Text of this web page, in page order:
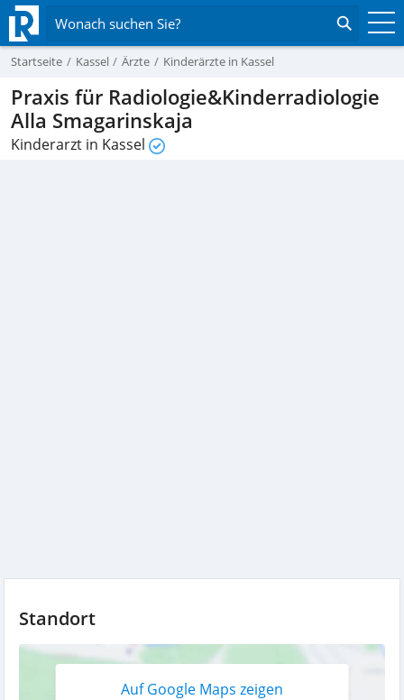
Wonach suchen Sie?
Startseite Kassel Ärzte Kinderärzte in Kassel
Praxis für Radiologie&Kinderradiologie
Alla Smagarinskaja
Kinderarzt in Kassel
Standort
Auf Google Maps zeigen